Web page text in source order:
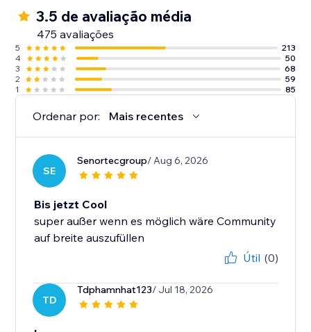
3.5 de avaliação média
475 avaliações
5
213
4
50
3
68
2
59
1
85
Ordenar por: Mais recentes
SE
Senortecgroup/ Aug 6, 2026
Bis jetzt Cool
super außer wenn es möglich wäre Community
auf breite auszufüllen
Útil (0)
TD
Tdphamnhat123/ Jul 18, 2026